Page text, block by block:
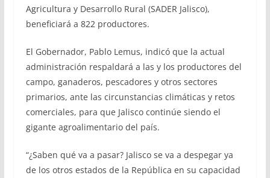
Agricultura y Desarrollo Rural (SADER Jalisco),
beneficiará a 822 productores.
El Gobernador, Pablo Lemus, indicó que la actual
administración respaldará a las y los productores del
campo, ganaderos, pescadores y otros sectores
primarios, ante las circunstancias climáticas y retos
comerciales, para que Jalisco continúe siendo el
gigante agroalimentario del país.
“¿Saben qué va a pasar? Jalisco se va a despegar ya
de los otros estados de la República en su capacidad